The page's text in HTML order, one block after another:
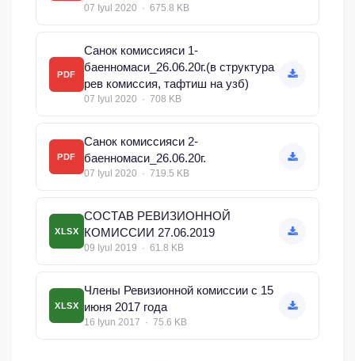
07 Iyul 2020 · 675.8 KB
PDF
Санок комиссияси 1-
баенномаси_26.06.20г.(в структура
рев комиссия, тафтиш на узб)
07 Iyul 2020 · 708 KB
PDF
Санок комиссияси 2-
баенномаси_26.06.20г.
07 Iyul 2020 · 719.5 KB
XLSX
СОСТАВ РЕВИЗИОННОЙ
КОМИССИИ 27.06.2019
09 Iyul 2019 · 61.8 KB
XLSX
Члены Ревизионной комиссии с 15
июня 2017 года
16 Iyun 2017 · 75.6 KB